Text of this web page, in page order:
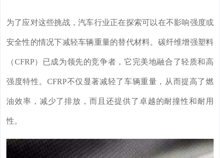
为了应对这些挑战，汽车行业正在探索可以在不影响强度或
安全性的情况下减轻车辆重量的替代材料。碳纤维增强塑料
（CFRP）已成为领先的竞争者，它完美地融合了轻质和高
强度特性。CFRP不仅显著减轻了车辆重量，从而提高了燃
油效率，减少了排放，而且还提供了卓越的耐撞性和耐用
性。